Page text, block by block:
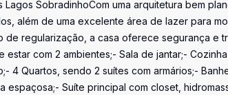
SobradinhoCom uma arquitetura bem
além de uma excelente área de lazer para
de regularização, a casa oferece segurança e
estar com 2 ambientes;- Sala de jantar;-
4 Quartos, sendo 2 suítes com armários;-
espaçosa;- Suíte principal com closet,